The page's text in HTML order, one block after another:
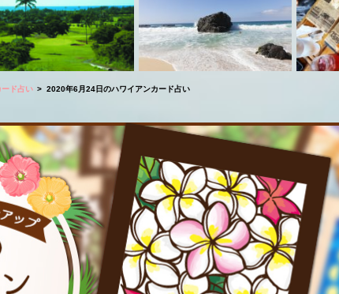
ド占い 2020年6月24日のハワイアンカード占い